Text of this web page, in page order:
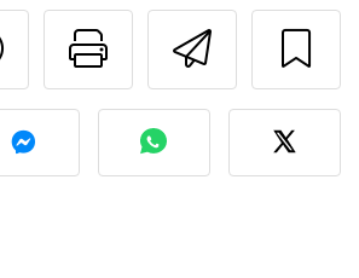
Imprimer
Poser une
votre photo de